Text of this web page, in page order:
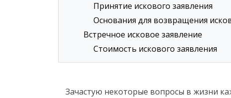
Принятие искового заявления
Основания для возвращения
Встречное исковое заявление
Стоимость искового заявления
Зачастую некоторые вопросы в жизни